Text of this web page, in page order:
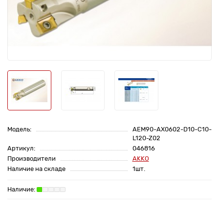
Модель:
AEM90-AX0602-D10-C10-
L120-Z02
Артикул:
046816
Производители
AKKO
Наличие на складе
1шт.